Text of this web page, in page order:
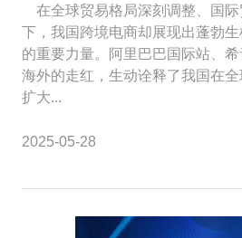
在全球贸易格局深刻调整、国际
下，我国跨境电商却展现出蓬勃
的重要力量。阿里巴巴国际站、
海外的走红，生动诠释了我国在
扩大...
2025-05-28